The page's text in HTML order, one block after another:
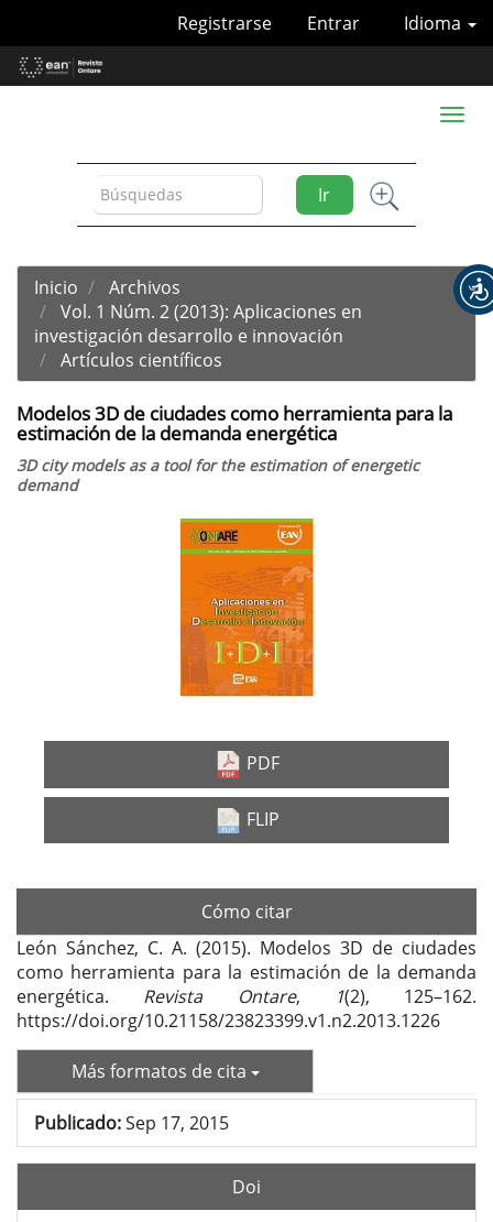
Contenido
principal
Idioma
Registrarse Entrar
Ir
Toggle
Inicio
Archivos
Vol. 1 Núm. 2 (2013): Aplicaciones en
investigación desarrollo e innovación
Artículos científicos
Modelos 3D de ciudades como herramienta para la
estimación de la demanda energética
3D city models as a tool for the estimation of energetic
demand
PDF
FLIP
Cómo citar
León Sánchez, C. A. (2015). Modelos 3D de ciudades
como herramienta para la estimación de la demanda
energética. Revista Ontare, 1(2), 125–162.
https://doi.org/10.21158/23823399.v1.n2.2013.1226
Más formatos de cita
Publicado:Sep 17, 2015
Doi